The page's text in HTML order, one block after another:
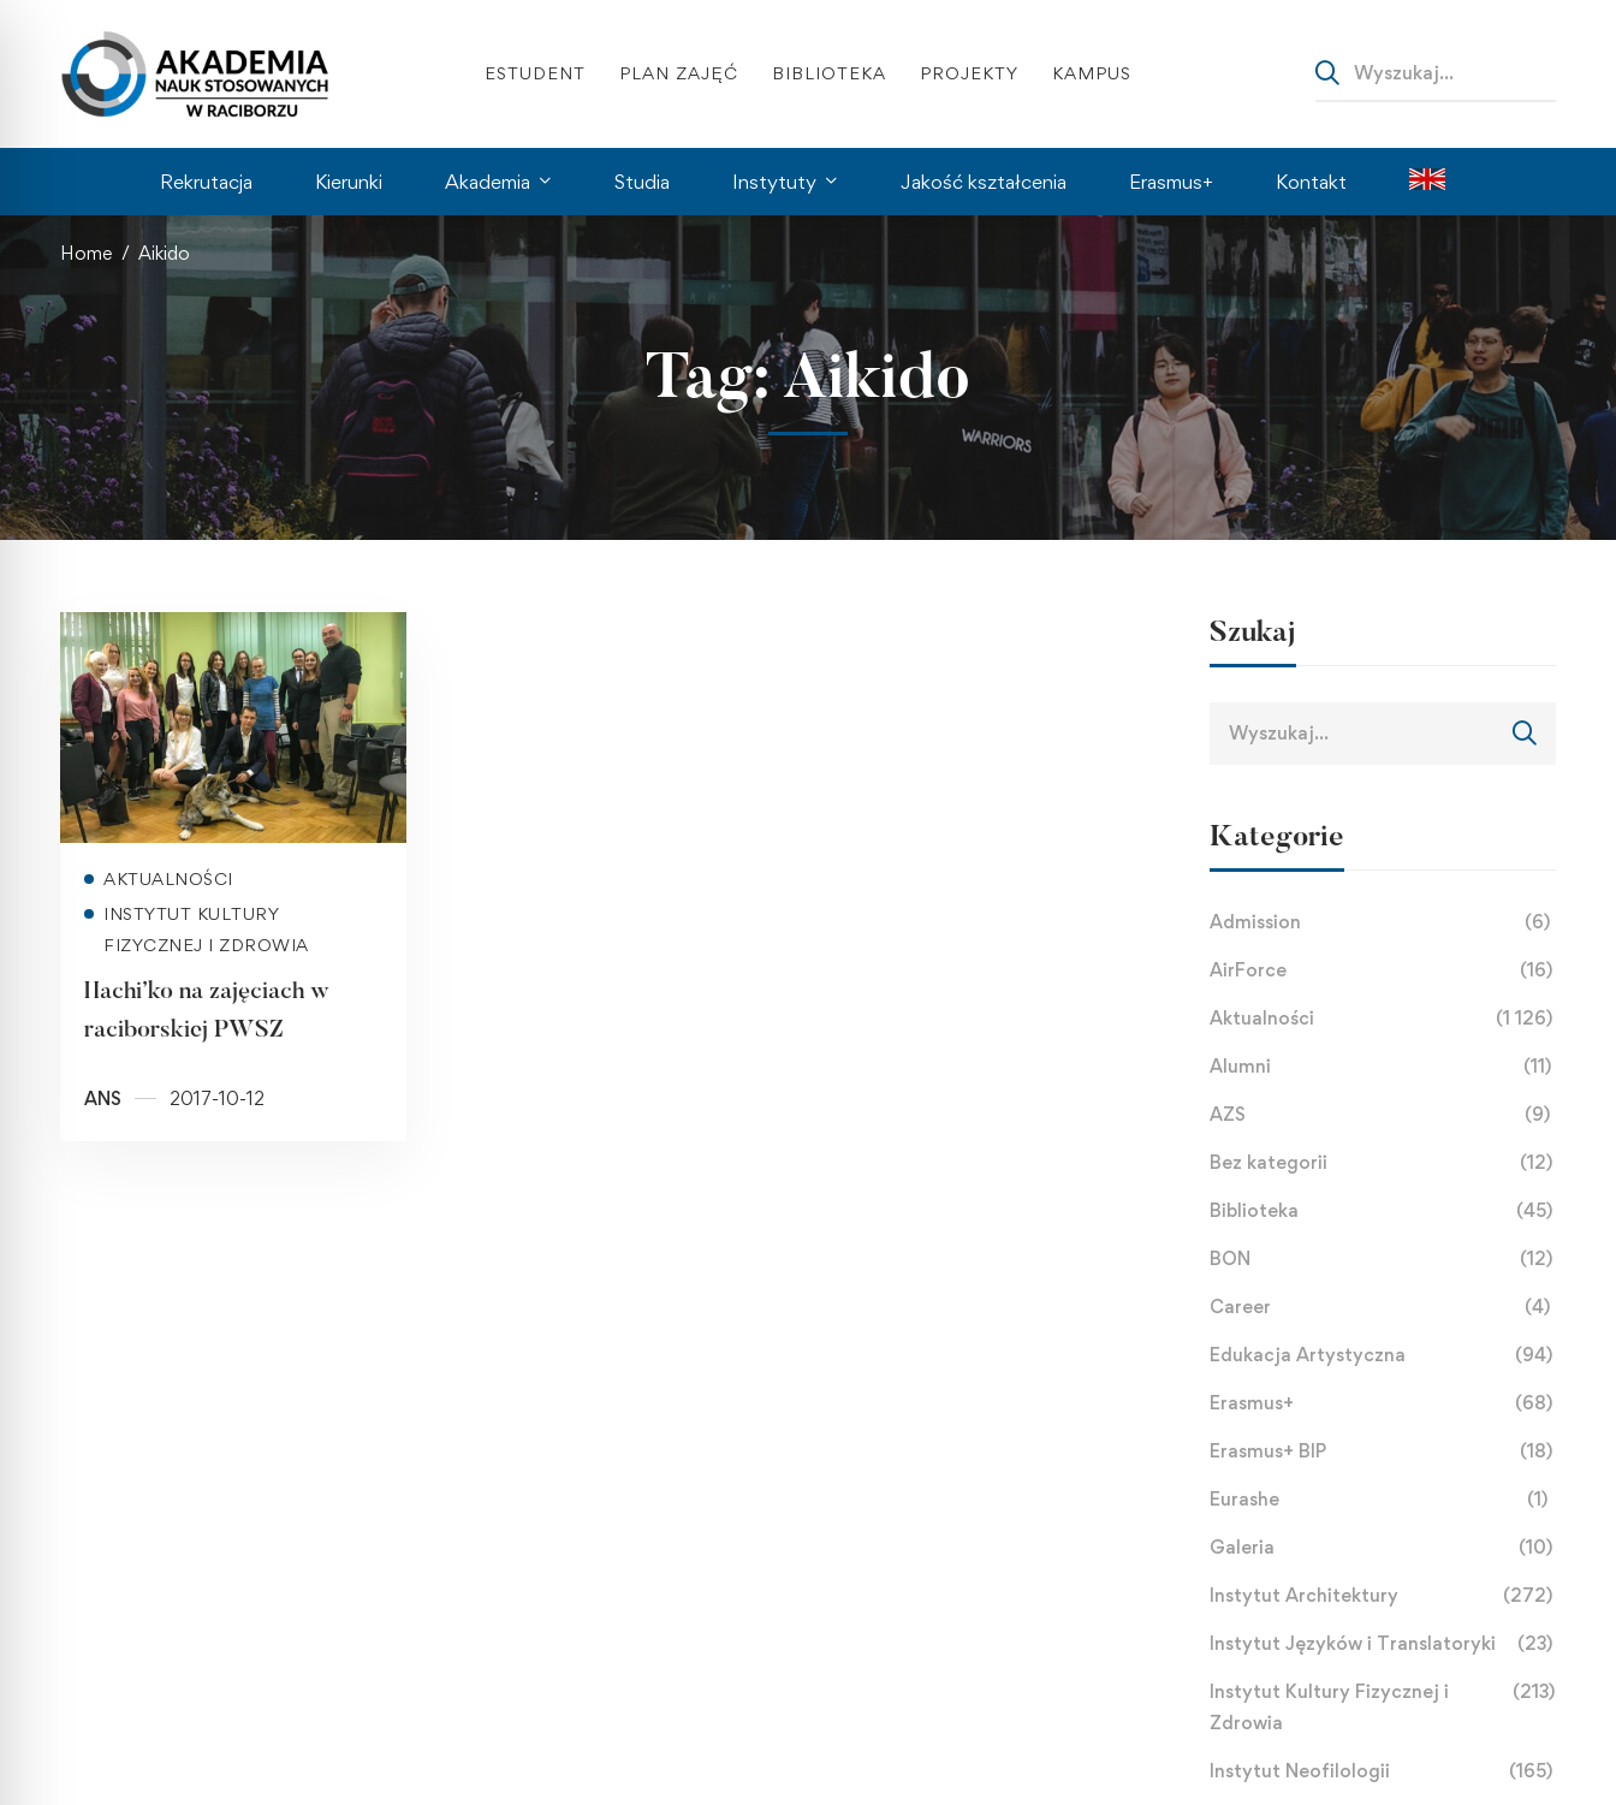
ESTUDENT PLAN ZAJĘĆ BIBLIOTEKA PROJEKTY KAMPUS
Rekrutacja Kierunki Akademia Studia Instytuty Jakość kształcenia Erasmus+ Kontakt
Home Aikido
Tag: Aikido
Read more
AKTUALNOŚCI
INSTYTUT KULTURY
FIZYCZNEJ I ZDROWIA
Hachi’ko na zajęciach w
raciborskiej PWSZ
ANS 2017-10-12
Szukaj
Kategorie
Admission (6)
AirForce (16)
Aktualności (1 126)
Alumni (11)
AZS (9)
Bez kategorii (12)
Biblioteka (45)
BON (12)
Career (4)
Edukacja Artystyczna (94)
Erasmus+ (68)
Erasmus+ BIP (18)
Eurashe (1)
Galeria (10)
Instytut Architektury (272)
Instytut Języków i Translatoryki (23)
Instytut Kultury Fizycznej i
Zdrowia
(213)
Instytut Neofilologii (165)